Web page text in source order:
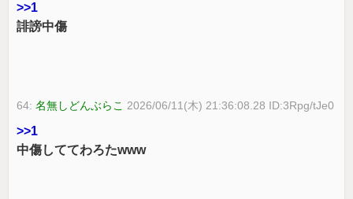
>>1
誹謗中傷
64:名無しどんぶらこ 2026/06/11(木) 21:36:08.28 ID:3Rpg/tJe0
>>1
中傷しててわろたwww